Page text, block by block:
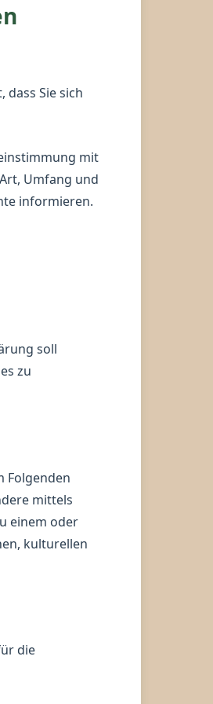
Sie sich
mit
Umfang und
informieren.
soll
zu
Folgenden
mittels
einem oder
kulturellen
die